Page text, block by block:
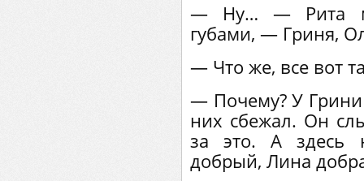
— Ну… — Рита
губами, — Гриня,
— Что же, все вот
— Почему? У Грини
них сбежал. Он
за это. А здесь
добрый, Лина